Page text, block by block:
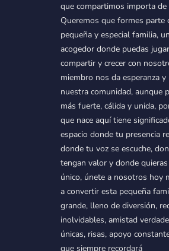
que compartimos importa de
Queremos que formes parte
pequeña y especial familia,
acogedor donde puedas
compartir y crecer con
miembro nos da esperanza
nuestra comunidad, aunque
más fuerte, cálida y unida,
que nace aquí tiene
espacio donde tu presencia
donde tu voz se escuche,
tengan valor y donde
único, únete a nosotros hoy
a convertir esta pequeña
grande, lleno de diversión,
inolvidables, amistad
únicas, risas, apoyo
que siempre recordará